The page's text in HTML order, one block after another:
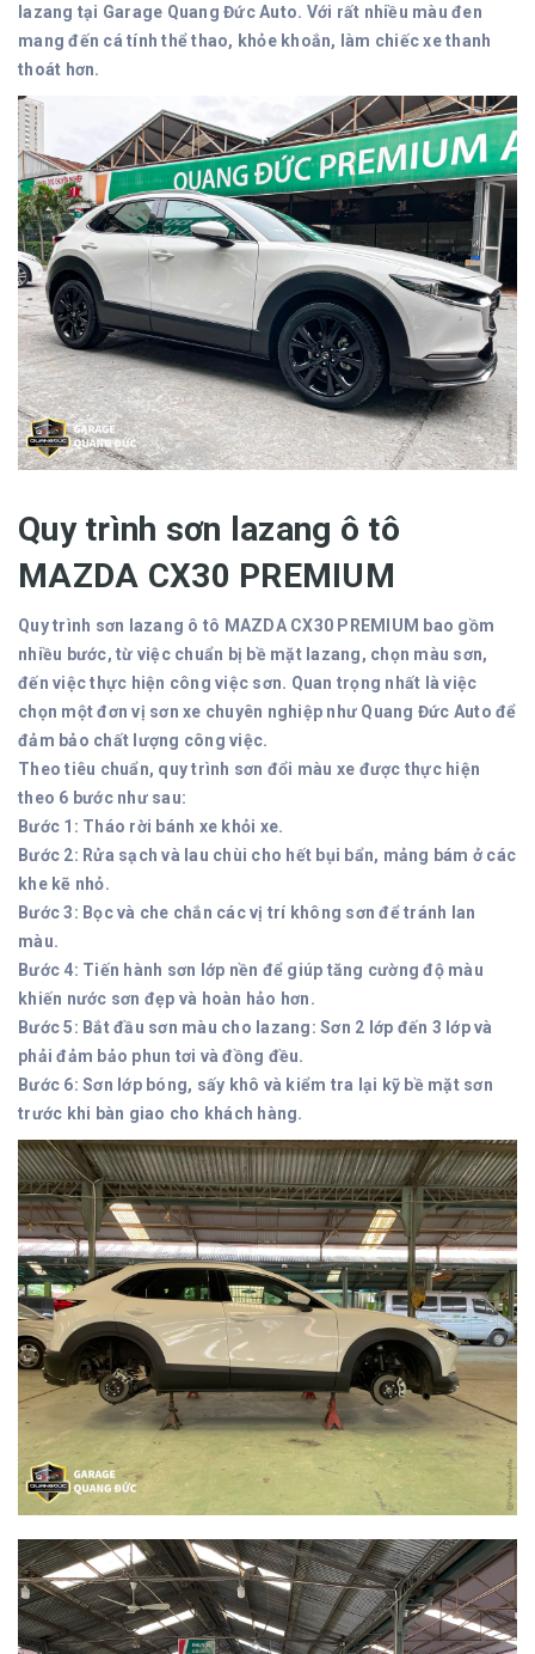
lazang tại Garage Quang Đức Auto. Với rất nhiều màu đen
mang đến cá tính thể thao, khỏe khoắn, làm chiếc xe thanh
thoát hơn.
Quy trình sơn lazang ô tô
MAZDA CX30 PREMIUM
Quy trình sơn lazang ô tô MAZDA CX30 PREMIUM bao gồm
nhiều bước, từ việc chuẩn bị bề mặt lazang, chọn màu sơn,
đến việc thực hiện công việc sơn. Quan trọng nhất là việc
chọn một đơn vị sơn xe chuyên nghiệp như Quang Đức Auto để
đảm bảo chất lượng công việc.
Theo tiêu chuẩn, quy trình sơn đổi màu xe được thực hiện
theo 6 bước như sau:
Bước 1: Tháo rời bánh xe khỏi xe.
Bước 2: Rửa sạch và lau chùi cho hết bụi bẩn, mảng bám ở các
khe kẽ nhỏ.
Bước 3: Bọc và che chắn các vị trí không sơn để tránh lan
màu.
Bước 4: Tiến hành sơn lớp nền để giúp tăng cường độ màu
khiến nước sơn đẹp và hoàn hảo hơn.
Bước 5: Bắt đầu sơn màu cho lazang: Sơn 2 lớp đến 3 lớp và
phải đảm bảo phun tơi và đồng đều.
Bước 6: Sơn lớp bóng, sấy khô và kiểm tra lại kỹ bề mặt sơn
trước khi bàn giao cho khách hàng.